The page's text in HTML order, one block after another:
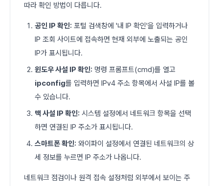
따라 확인 방법이 다릅니다.
공인 IP 확인: 포털 검색창에 '내 IP 확인'을 입력하거나
IP 조회 사이트에 접속하면 현재 외부에 노출되는 공인
IP가 표시됩니다.
윈도우 사설 IP 확인: 명령 프롬프트(cmd)를 열고
ipconfig를 입력하면 IPv4 주소 항목에서 사설 IP를 볼
수 있습니다.
맥 사설 IP 확인: 시스템 설정에서 네트워크 항목을 선택
하면 연결된 IP 주소가 표시됩니다.
스마트폰 확인: 와이파이 설정에서 연결된 네트워크의 상
세 정보를 누르면 IP 주소가 나옵니다.
네트워크 점검이나 원격 접속 설정처럼 외부에서 보이는 주